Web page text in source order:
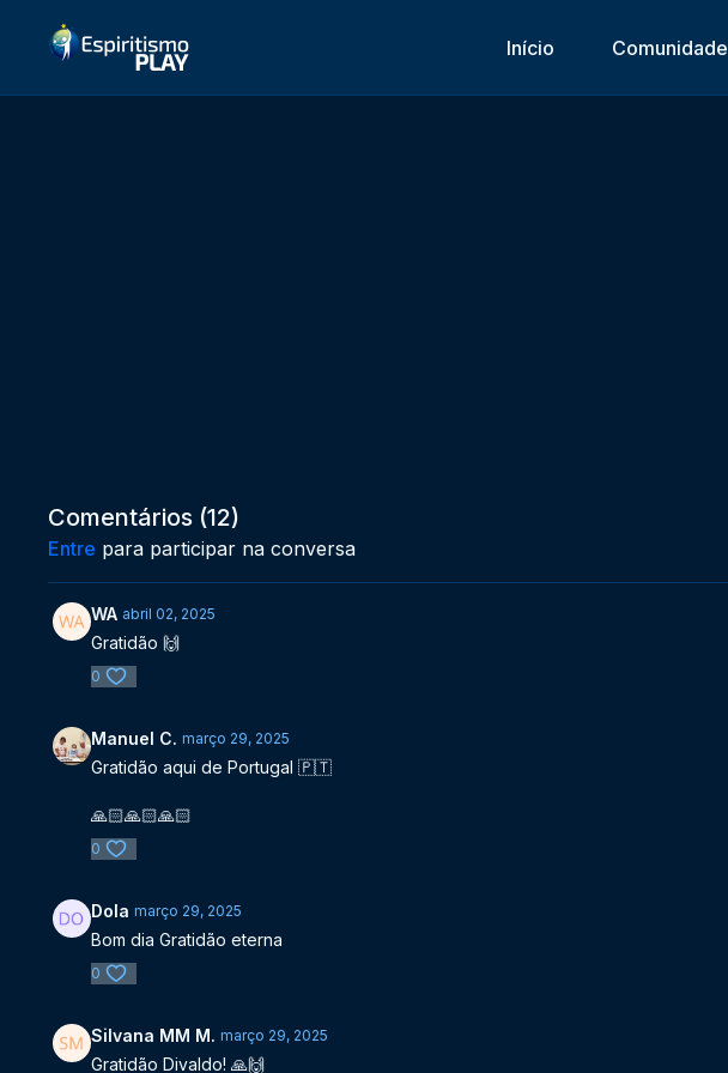
Início Comunidade
Comentários (12)
Entre para participar na conversa
WA abril 02, 2025
Gratidão 🙌
0
Manuel C. março 29, 2025
Gratidão aqui de Portugal 🇵🇹
🙏🏻🙏🏻🙏🏻
0
Dola março 29, 2025
Bom dia Gratidão eterna
0
Silvana MM M. março 29, 2025
Gratidão Divaldo! 🙏🙌